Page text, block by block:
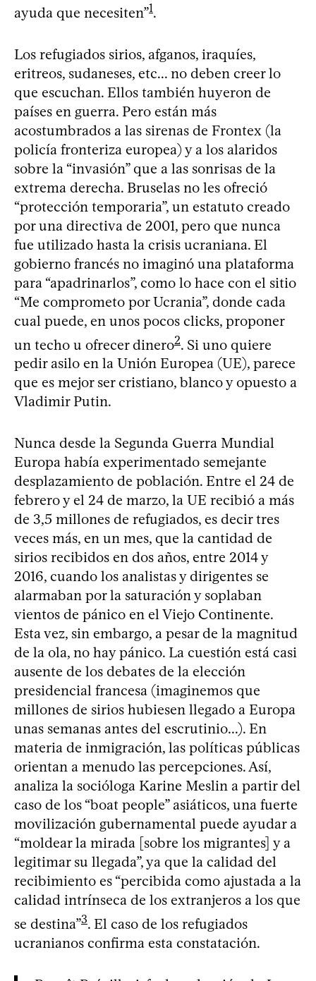
ayuda que necesiten”1.
Los refugiados sirios, afganos, iraquíes,
eritreos, sudaneses, etc... no deben creer lo
que escuchan. Ellos también huyeron de
países en guerra. Pero están más
acostumbrados a las sirenas de Frontex (la
policía fronteriza europea) y a los alaridos
sobre la “invasión” que a las sonrisas de la
extrema derecha. Bruselas no les ofreció
“protección temporaria”, un estatuto creado
por una directiva de 2001, pero que nunca
fue utilizado hasta la crisis ucraniana. El
gobierno francés no imaginó una plataforma
para “apadrinarlos”, como lo hace con el sitio
“Me comprometo por Ucrania”, donde cada
cual puede, en unos pocos clicks, proponer
un techo u ofrecer dinero2. Si uno quiere
pedir asilo en la Unión Europea (UE), parece
que es mejor ser cristiano, blanco y opuesto a
Vladimir Putin.
Nunca desde la Segunda Guerra Mundial
Europa había experimentado semejante
desplazamiento de población. Entre el 24 de
febrero y el 24 de marzo, la UE recibió a más
de 3,5 millones de refugiados, es decir tres
veces más, en un mes, que la cantidad de
sirios recibidos en dos años, entre 2014 y
2016, cuando los analistas y dirigentes se
alarmaban por la saturación y soplaban
vientos de pánico en el Viejo Continente.
Esta vez, sin embargo, a pesar de la magnitud
de la ola, no hay pánico. La cuestión está casi
ausente de los debates de la elección
presidencial francesa (imaginemos que
millones de sirios hubiesen llegado a Europa
unas semanas antes del escrutinio...). En
materia de inmigración, las políticas públicas
orientan a menudo las percepciones. Así,
analiza la socióloga Karine Meslin a partir del
caso de los “boat people” asiáticos, una fuerte
movilización gubernamental puede ayudar a
“moldear la mirada [sobre los migrantes] y a
legitimar su llegada”, ya que la calidad del
recibimiento es “percibida como ajustada a la
calidad intrínseca de los extranjeros a los que
se destina”3. El caso de los refugiados
ucranianos confirma esta constatación.